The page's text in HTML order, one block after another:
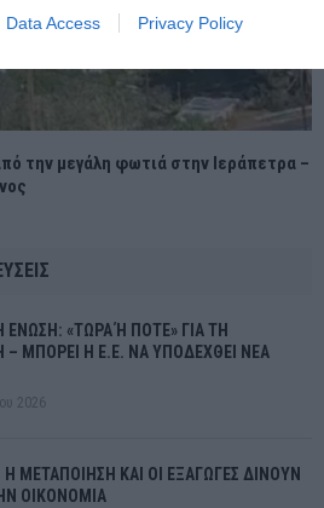
Data Access Privacy Policy
την μεγάλη φωτιά στην Ιεράπετρα –
ΕΝΩΣΗ: «ΤΩΡΑ Ή ΠΟΤΕ» ΓΙΑ ΤΗ
– ΜΠΟΡΕΙ Η Ε.Ε. ΝΑ ΥΠΟΔΕΧΘΕΙ ΝΕΑ
2026
ΜΕΤΑΠΟΙΗΣΗ ΚΑΙ ΟΙ ΕΞΑΓΩΓΕΣ ΔΙΝΟΥΝ
ΟΙΚΟΝΟΜΙΑ